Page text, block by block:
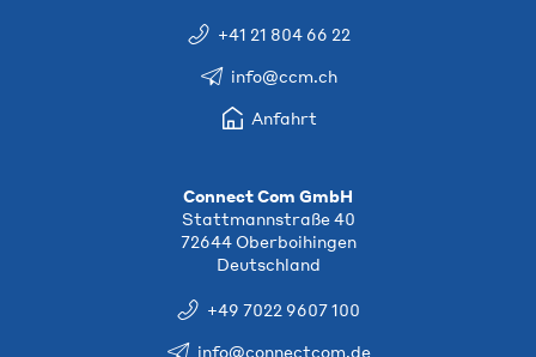
+41 21 804 66 22
info@ccm.ch
Anfahrt
Connect Com GmbH
Stattmannstraße 40
72644 Oberboihingen
Deutschland
+49 7022 9607 100
info@connectcom.de